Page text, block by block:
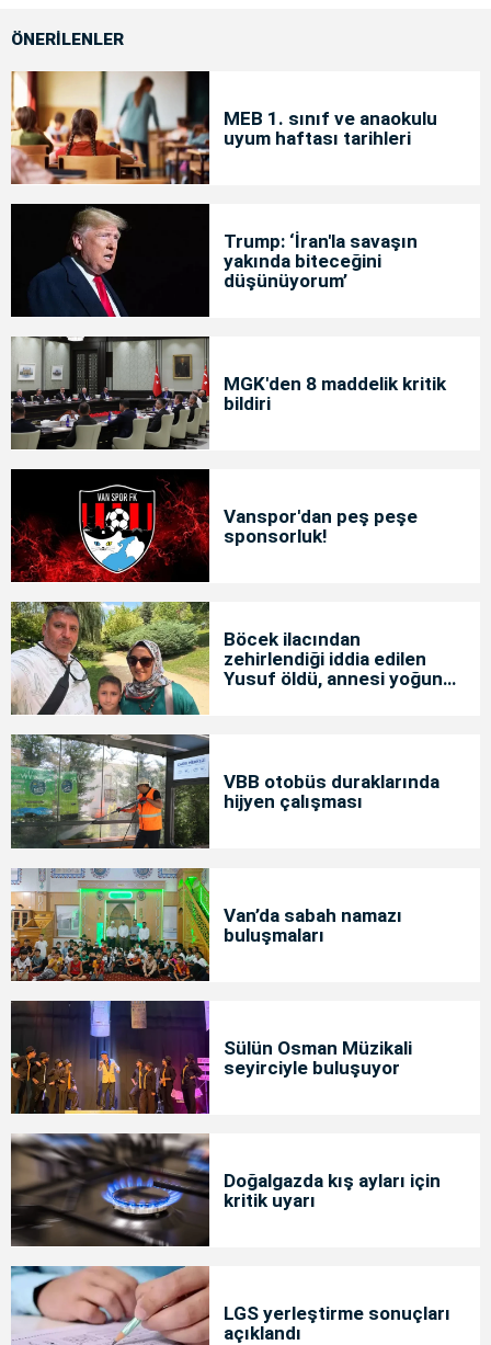
ÖNERİLENLER
MEB 1. sınıf ve anaokulu
uyum haftası tarihleri
Trump: ‘İran'la savaşın
yakında biteceğini
düşünüyorum’
MGK'den 8 maddelik kritik
bildiri
Vanspor'dan peş peşe
sponsorluk!
Böcek ilacından
zehirlendiği iddia edilen
Yusuf öldü, annesi yoğun
VBB otobüs duraklarında
hijyen çalışması
Van’da sabah namazı
buluşmaları
Sülün Osman Müzikali
seyirciyle buluşuyor
Doğalgazda kış ayları için
kritik uyarı
LGS yerleştirme sonuçları
açıklandı